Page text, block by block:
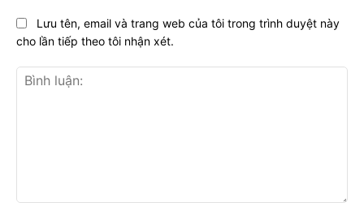
Lưu tên, email và trang web của tôi trong trình duyệt này
cho lần tiếp theo tôi nhận xét.